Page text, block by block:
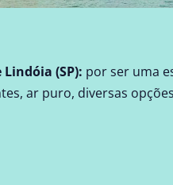
Lindóia (SP): por ser uma
ar puro, diversas